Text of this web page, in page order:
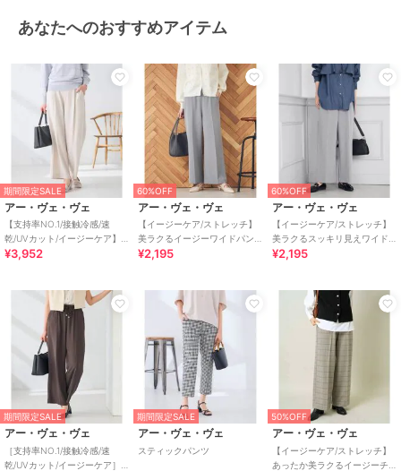
/
ツカット
/ ストレートパンツ
モニー・入学式・卒業式
その他パンツ
ポリエステル素材/無地
る/ 吸水速乾加工/ストレッチ
/ワイド・バギー /フレア・ブー
ツカット/ ストレートパンツ
ハイライズ/アウトドア /セレ
モニー・入学式・卒業式
原産国 ミャンマー
あなたへのおすすめアイテム
期間限定SALE
アー・ヴェ・ヴェ
【支持率NO.1/接触冷感/速
乾/UVカット/イージーケア】
スッキリ見えワイドパンツ
¥3,952
60%OFF
アー・ヴェ・ヴェ
【イージーケア/ストレッチ】
美ラクるイージーワイドパン
ツ
¥2,195
60%OFF
アー・ヴェ・ヴェ
【イージーケア/ストレッチ】
美ラクるスッキリ見えワイド
パンツ
¥2,195
期間限定SALE
アー・ヴェ・ヴェ
［支持率NO.1/接触冷感/速
乾/UVカット/イージーケア］
期間限定SALE
アー・ヴェ・ヴェ
スティックパンツ
50%OFF
アー・ヴェ・ヴェ
【イージーケア/ストレッチ】
あったか美ラクるイージーチ